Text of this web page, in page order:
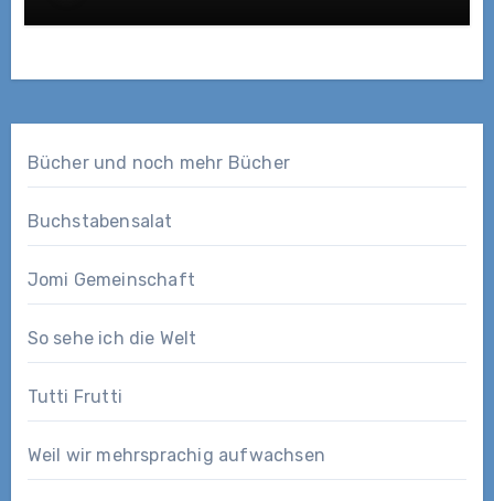
Bücher und noch mehr Bücher
Buchstabensalat
Jomi Gemeinschaft
So sehe ich die Welt
Tutti Frutti
Weil wir mehrsprachig aufwachsen